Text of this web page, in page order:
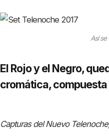
Así se
El Rojo y el Negro,
cromática, compuesta
Capturas del Nuevo